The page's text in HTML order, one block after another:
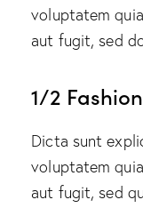
voluptatem
aut fugit, sed
1/2
Dicta sunt
voluptatem
aut fugit, sed